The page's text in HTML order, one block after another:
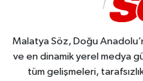
Malatya Söz, Doğu
ve en dinamik yerel medya
tüm gelişmeleri,